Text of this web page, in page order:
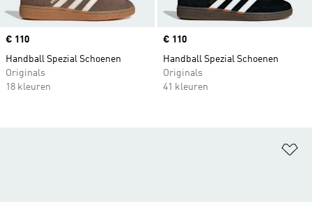
Price
€ 110
Handball Spezial Schoenen
Originals
18 kleuren
Price
€ 110
Handball Spezial Schoenen
Originals
41 kleuren